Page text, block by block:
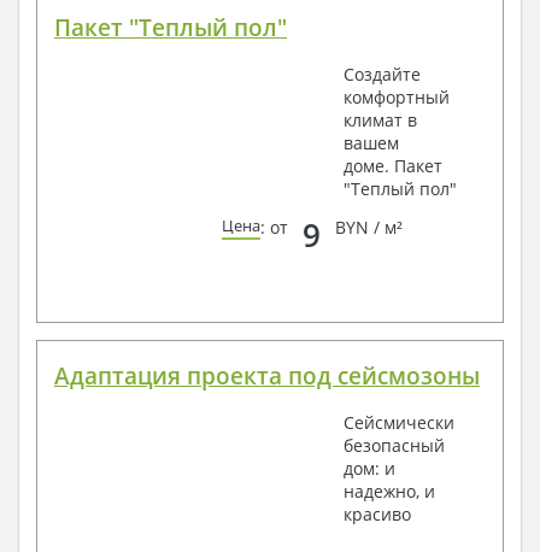
Пакет "Теплый пол"
Создайте
комфортный
климат в
вашем
доме. Пакет
"Теплый пол"
Цена: от 9 BYN / м²
Адаптация проекта под сейсмозоны
Сейсмически
безопасный
дом: и
надежно, и
красиво